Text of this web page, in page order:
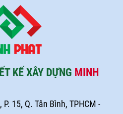
KẾ XÂY DỰNG MINH
15, Q. Tân Bình, TPHCM -